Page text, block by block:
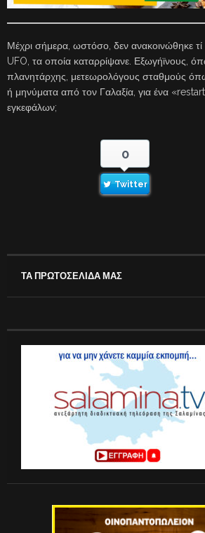
Μέχρι σήμερα, ωστόσο, δεν ανακοινώθηκε τί
UFO, τα οποία καταρρίψανε. Εξωγήϊνους,
πλανητάρχης, μετεωρολόγους σταθμούς
ή μηνύματα από τον Γαλαξία, για ένα
εγκεφάλων;
0
Twitter
ΤΑ ΠΡΩΤΟΣΕΛΙΔΑ ΜΑΣ